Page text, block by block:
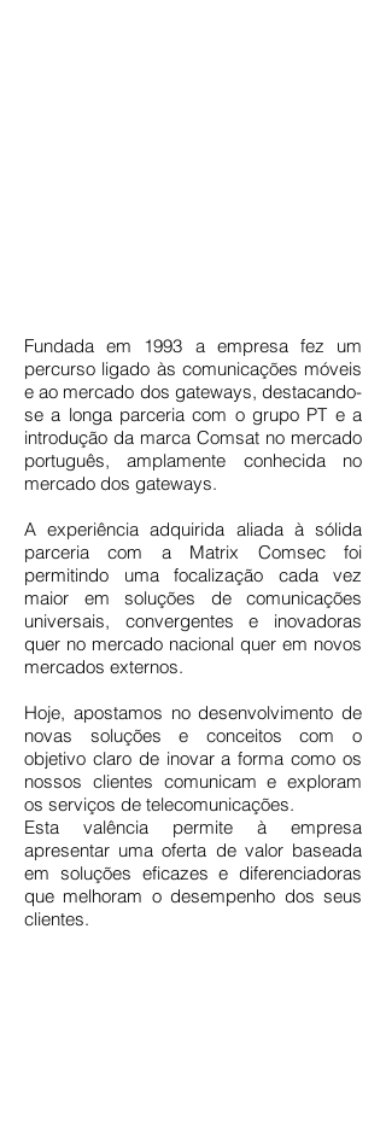
Fundada em 1993 a empresa fez um
percurso ligado às comunicações móveis
e ao mercado dos gateways, destacando-
se a longa parceria com o grupo PT e a
introdução da marca Comsat no mercado
português, amplamente conhecida no
mercado dos gateways.
A experiência adquirida aliada à sólida
parceria com a Matrix Comsec foi
permitindo uma focalização cada vez
maior em soluções de comunicações
universais, convergentes e inovadoras
quer no mercado nacional quer em novos
mercados externos.
Hoje, apostamos no desenvolvimento de
novas soluções e conceitos com o
objetivo claro de inovar a forma como os
nossos clientes comunicam e exploram
os serviços de telecomunicações.
Esta valência permite à empresa
apresentar uma oferta de valor baseada
em soluções eficazes e diferenciadoras
que melhoram o desempenho dos seus
clientes.